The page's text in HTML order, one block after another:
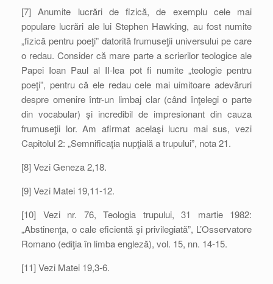
[7] Anumite lucrări de fizică, de exemplu cele mai
populare lucrări ale lui Stephen Hawking, au fost numite
„fizică pentru poeţi” datorită frumuseţii universului pe care
o redau. Consider că mare parte a scrierilor teologice ale
Papei Ioan Paul al II-lea pot fi numite „teologie pentru
poeţi”, pentru că ele redau cele mai uimitoare adevăruri
despre omenire într-un limbaj clar (când înţelegi o parte
din vocabular) şi incredibil de impresionant din cauza
frumuseţii lor. Am afirmat acelaşi lucru mai sus, vezi
Capitolul 2: „Semnificaţia nupţială a trupului”, nota 21.
[8] Vezi Geneza 2,18.
[9] Vezi Matei 19,11-12.
[10] Vezi nr. 76, Teologia trupului, 31 martie 1982:
„Abstinenţa, o cale eficientă şi privilegiată”, L’Osservatore
Romano (ediţia în limba engleză), vol. 15, nn. 14-15.
[11] Vezi Matei 19,3-6.